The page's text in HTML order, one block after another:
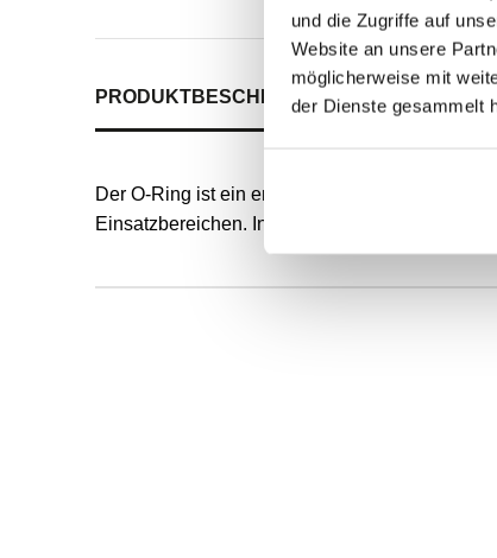
und die Zugriffe auf
Website an unsere
möglicherweise mit
der Dienste gesammelt
PRODUKTBESCHREIBUNG ALLE
Der O-Ring ist ein endlos formvulkanisierter,
Einsatzbereichen. Innendurchmesser und